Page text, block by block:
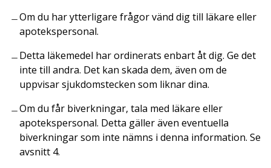
Om du har ytterligare frågor vänd dig till läkare eller
apotekspersonal.
Detta läkemedel har ordinerats enbart åt dig. Ge det
inte till andra. Det kan skada dem, även om de
uppvisar sjukdomstecken som liknar dina.
Om du får biverkningar, tala med läkare eller
apotekspersonal. Detta gäller även eventuella
biverkningar som inte nämns i denna information. Se
avsnitt 4.